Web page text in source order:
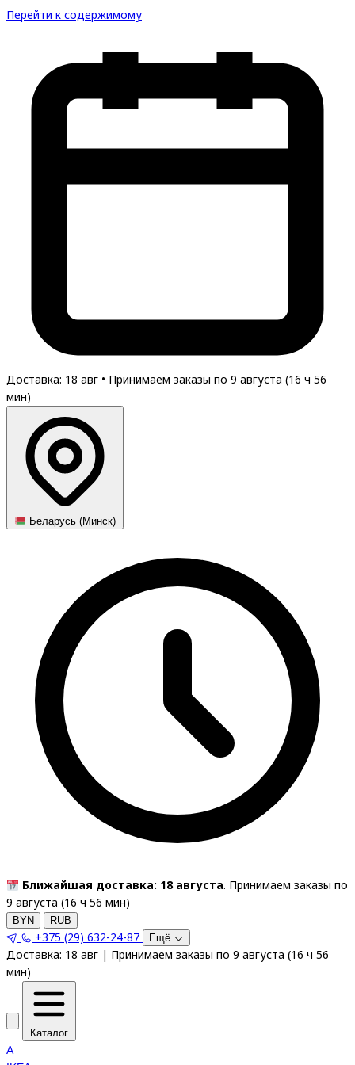
Перейти к содержимому
Доставка: 18 авг • Принимаем заказы по 9 августа (16 ч 56
мин)
Беларусь (Минск)
Ближайшая доставка: 18 августа. Принимаем заказы по
9 августа (16 ч 56 мин)
BYN RUB
+375 (29) 632-24-87 Ещё
Доставка: 18 авг | Принимаем заказы по 9 августа (16 ч 56
мин)
Каталог
A